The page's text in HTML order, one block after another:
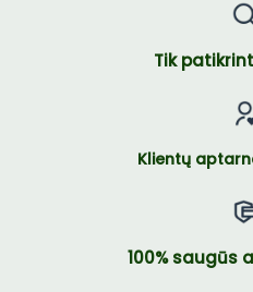
Tik
Klientų
100% saugūs